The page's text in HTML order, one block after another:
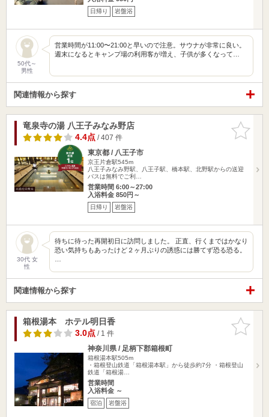
日帰り 岩盤浴
50代～
男性
営業時間が11:00〜21:00と早いので注意。サウナが非常に良い。
週末になるとキャンプ場の利用客が増え、子供が多くなって…
関連情報から探す
お気に入
りに追加
竜泉寺の湯 八王子みなみ野店
4.4点/ 407 件
東京都 / 八王子市
京王片倉駅545m
八王子みなみ野駅、八王子駅、橋本駅、北野駅からの送迎
バスは無料でご利…
営業時間 6:00～27:00
入浴料金 850円～
日帰り 岩盤浴
30代 女
性
待ちに待った再開初日に訪問しました。 正直、行くまではかなり
恐い気持ちもあったけど２ヶ月ぶりの誘惑には勝てず恐る恐る。
関連情報から探す
お気に入
りに追加
箱根湯本 ホテル明日香
3.0点/ 1 件
神奈川県 / 足柄下郡箱根町
箱根湯本駅505m
・箱根登山鉄道「箱根湯本駅」から徒歩約7分 ・箱根登山
鉄道「箱根湯…
営業時間
入浴料金 ～
宿泊 岩盤浴